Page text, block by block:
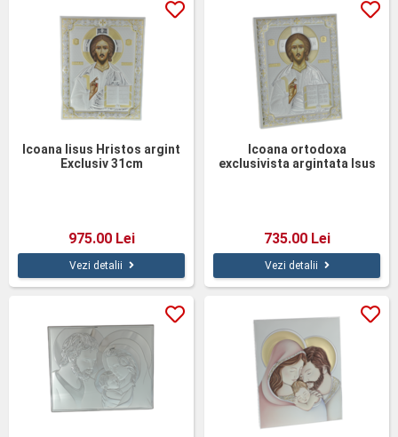
Icoana Iisus Hristos argint
Exclusiv 31cm
975.00 Lei
Vezi detalii
Icoana ortodoxa
exclusivista argintata Isus
735.00 Lei
Vezi detalii